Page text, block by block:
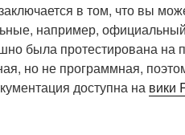
в том, что вы
например,
была протестирована на
но не программная,
доступна на вики